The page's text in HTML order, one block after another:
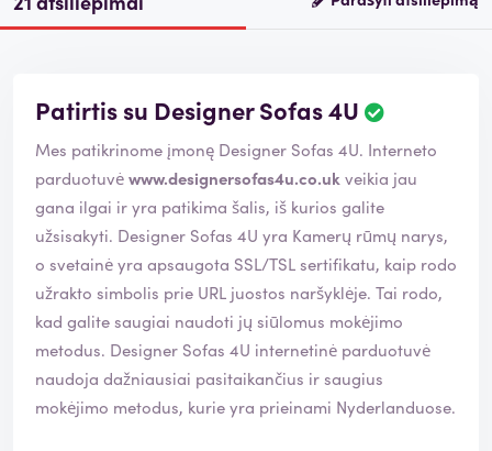
Patirtis su Designer Sofas 4U
Mes patikrinome įmonę Designer Sofas 4U. Interneto
parduotuvėwww.designersofas4u.co.ukveikia jau
gana ilgai ir yra patikima šalis, iš kurios galite
užsisakyti. Designer Sofas 4U yra Kamerų rūmų narys,
o svetainė yra apsaugota SSL/TSL sertifikatu, kaip rodo
užrakto simbolis prie URL juostos naršyklėje. Tai rodo,
kad galite saugiai naudoti jų siūlomus mokėjimo
metodus. Designer Sofas 4U internetinė parduotuvė
naudoja dažniausiai pasitaikančius ir saugius
mokėjimo metodus, kurie yra prieinami Nyderlanduose.